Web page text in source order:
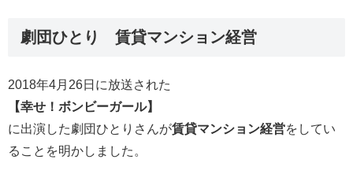
劇団ひとり 賃貸マンション経営
2018年4月26日に放送された
【幸せ！ボンビーガール】
に出演した劇団ひとりさんが賃貸マンション経営をしてい
ることを明かしました。